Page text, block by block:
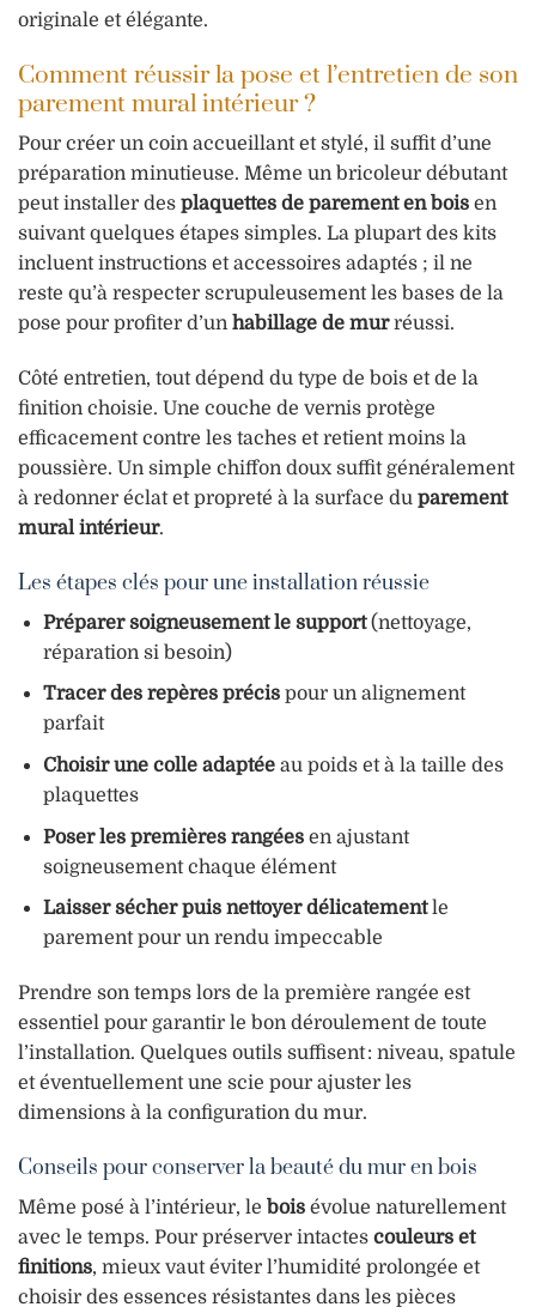
originale et élégante.
Comment réussir la pose et l’entretien de son
parement mural intérieur ?
Pour créer un coin accueillant et stylé, il suffit d’une
préparation minutieuse. Même un bricoleur débutant
peut installer des plaquettes de parement en bois en
suivant quelques étapes simples. La plupart des kits
incluent instructions et accessoires adaptés ; il ne
reste qu’à respecter scrupuleusement les bases de la
pose pour profiter d’un habillage de murréussi.
Côté entretien, tout dépend du type de bois et de la
finition choisie. Une couche de vernis protège
efficacement contre les taches et retient moins la
poussière. Un simple chiffon doux suffit généralement
à redonner éclat et propreté à la surface du parement
mural intérieur.
Les étapes clés pour une installation réussie
Préparer soigneusement le support(nettoyage,
réparation si besoin)
Tracer des repères précispour un alignement
parfait
Choisir une colle adaptéeau poids et à la taille des
plaquettes
Poser les premières rangéesen ajustant
soigneusement chaque élément
Laisser sécher puis nettoyer délicatementle
parement pour un rendu impeccable
Prendre son temps lors de la première rangée est
essentiel pour garantir le bon déroulement de toute
l’installation. Quelques outils suffisent : niveau, spatule
et éventuellement une scie pour ajuster les
dimensions à la configuration du mur.
Conseils pour conserver la beauté du mur en bois
Même posé à l’intérieur, le bois évolue naturellement
avec le temps. Pour préserver intactes couleurs et
finitions, mieux vaut éviter l’humidité prolongée et
choisir des essences résistantes dans les pièces